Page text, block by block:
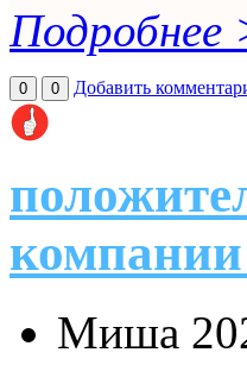
Подробнее
0 0 Добавить
Миша